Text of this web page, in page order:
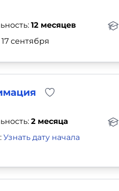
12 месяцев
сентября
2 месяца
Узнать дату начала